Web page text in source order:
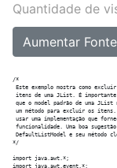
Quantidade de
Aumentar Fonte
/*
Este exemplo mostra como
itens de uma JList. É importante
que o model padrão de uma JList
um método para excluir os
usar uma implementação que
funcionalidade. Uma boa
DefaultListModel e seu método
*/
import java.awt.*;
import java.awt.event.*;